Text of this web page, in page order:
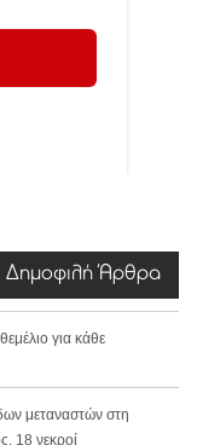
Δημοφιλή Άρθρα
για κάθε
μεταναστών στη
18 νεκροί